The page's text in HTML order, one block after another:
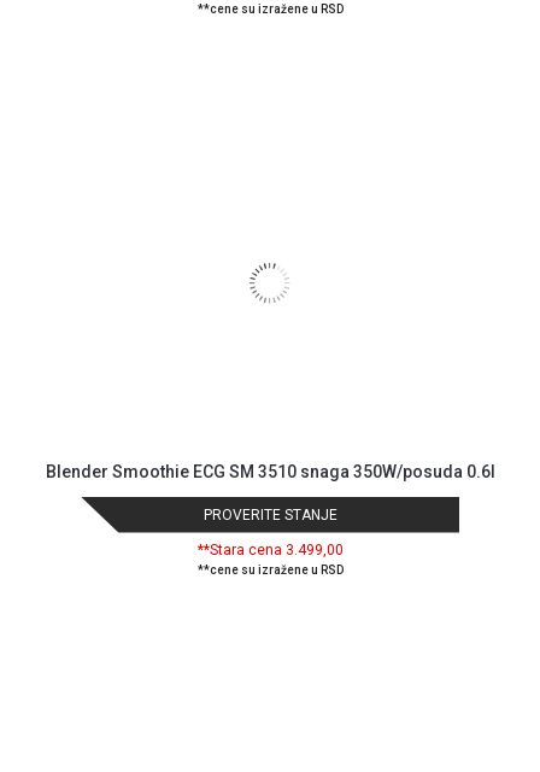
**cene su izražene u RSD
Blender Smoothie ECG SM 3510 snaga 350W/posuda 0.6l
PROVERITE STANJE
**Stara cena 3.499,00
**cene su izražene u RSD